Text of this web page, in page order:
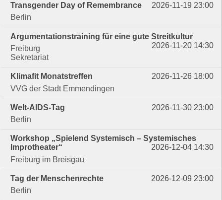
Transgender Day of Remembrance
2026-11-19 23:00
Berlin
Argumentationstraining für eine gute Streitkultur
2026-11-20 14:30
Freiburg
Sekretariat
Klimafit Monatstreffen
2026-11-26 18:00
VVG der Stadt Emmendingen
Welt-AIDS-Tag
2026-11-30 23:00
Berlin
Workshop „Spielend Systemisch – Systemisches
Improtheater“
2026-12-04 14:30
Freiburg im Breisgau
Tag der Menschenrechte
2026-12-09 23:00
Berlin